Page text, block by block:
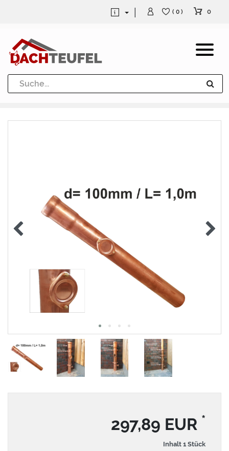
Dachrinne und Fallrohre
Werkzeuge und Löttechnik
( 0 ) 0
297,89 EUR *
Inhalt 1 Stück